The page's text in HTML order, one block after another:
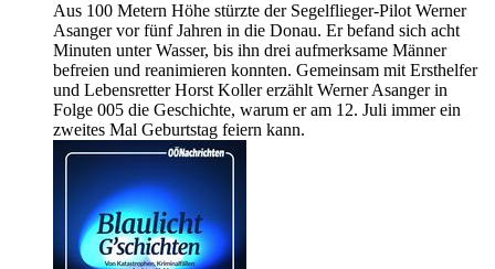
Aus 100 Metern Höhe stürzte der Segelflieger-Pilot Werner
Asanger vor fünf Jahren in die Donau. Er befand sich acht
Minuten unter Wasser, bis ihn drei aufmerksame Männer
befreien und reanimieren konnten. Gemeinsam mit Ersthelfer
und Lebensretter Horst Koller erzählt Werner Asanger in
Folge 005 die Geschichte, warum er am 12. Juli immer ein
zweites Mal Geburtstag feiern kann.